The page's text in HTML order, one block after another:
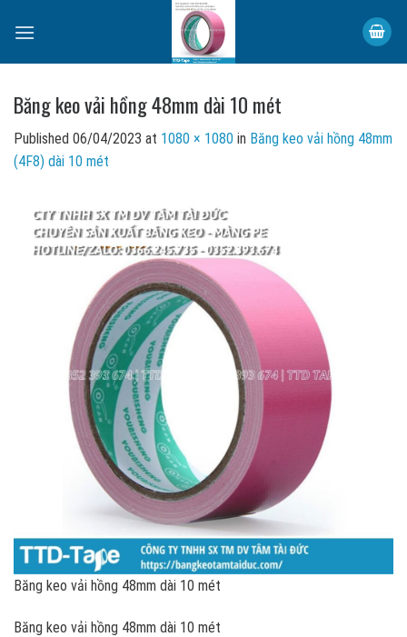
Băng keo vải hồng 48mm dài 10 mét
Published 06/04/2023 at 1080 × 1080 in Băng keo vải hồng 48mm
(4F8) dài 10 mét
Băng keo vải hồng 48mm dài 10 mét
Băng keo vải hồng 48mm dài 10 mét